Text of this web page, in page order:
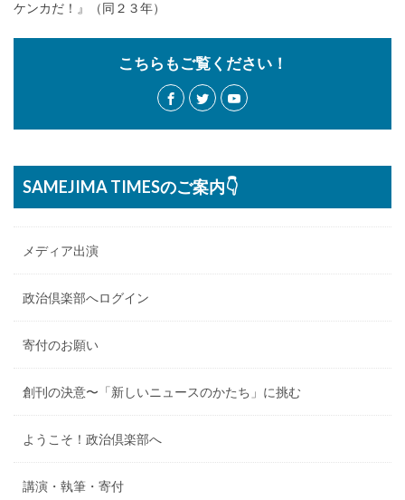
ケンカだ！』（同２３年）
こちらもご覧ください！
SAMEJIMA TIMESのご案内👇
メディア出演
政治倶楽部へログイン
寄付のお願い
創刊の決意〜「新しいニュースのかたち」に挑む
ようこそ！政治倶楽部へ
講演・執筆・寄付